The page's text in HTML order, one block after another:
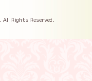
. All Rights Reserved.